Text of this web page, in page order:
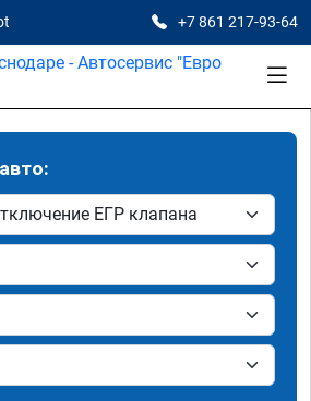
+7 861 217-93-64